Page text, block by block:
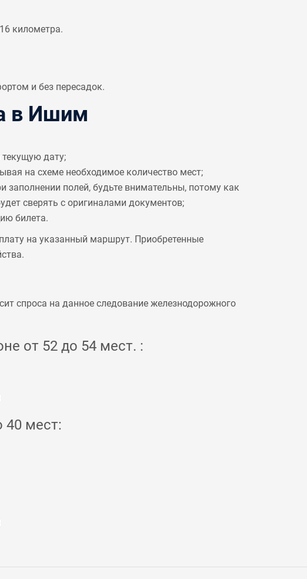
километра.
и без пересадок.
в Ишим
дату;
на схеме необходимое количество мест;
заполнении полей, будьте внимательны, потому как
сверять с оригиналами документов;
билета.
на указанный маршрут. Приобретенные
спроса на данное следование железнодорожного
от 52 до 54 мест. :
40 мест: